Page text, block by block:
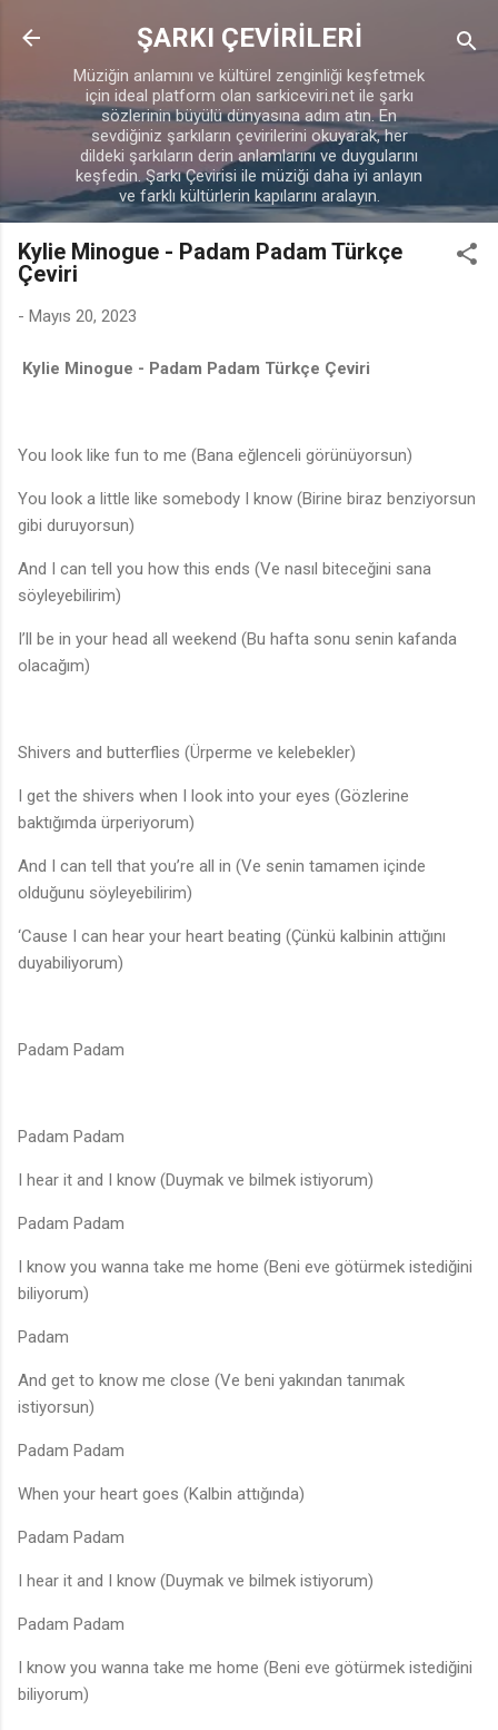
Ana içeriğe atla
ŞARKI ÇEVİRİLERİ
Müziğin anlamını ve kültürel zenginliği keşfetmek
için ideal platform olan sarkiceviri.net ile şarkı
sözlerinin büyülü dünyasına adım atın. En
sevdiğiniz şarkıların çevirilerini okuyarak, her
dildeki şarkıların derin anlamlarını ve duygularını
keşfedin. Şarkı Çevirisi ile müziği daha iyi anlayın
ve farklı kültürlerin kapılarını aralayın.
Kylie Minogue - Padam Padam Türkçe
Çeviri
- Mayıs 20, 2023
Kylie Minogue - Padam Padam Türkçe Çeviri
You look like fun to me (Bana eğlenceli görünüyorsun)
You look a little like somebody I know (Birine biraz benziyorsun
gibi duruyorsun)
And I can tell you how this ends (Ve nasıl biteceğini sana
söyleyebilirim)
I’ll be in your head all weekend (Bu hafta sonu senin kafanda
olacağım)
Shivers and butterflies (Ürperme ve kelebekler)
I get the shivers when I look into your eyes (Gözlerine
baktığımda ürperiyorum)
And I can tell that you’re all in (Ve senin tamamen içinde
olduğunu söyleyebilirim)
‘Cause I can hear your heart beating (Çünkü kalbinin attığını
duyabiliyorum)
Padam Padam
Padam Padam
I hear it and I know (Duymak ve bilmek istiyorum)
Padam Padam
I know you wanna take me home (Beni eve götürmek istediğini
biliyorum)
Padam
And get to know me close (Ve beni yakından tanımak
istiyorsun)
Padam Padam
When your heart goes (Kalbin attığında)
Padam Padam
I hear it and I know (Duymak ve bilmek istiyorum)
Padam Padam
I know you wanna take me home (Beni eve götürmek istediğini
biliyorum)